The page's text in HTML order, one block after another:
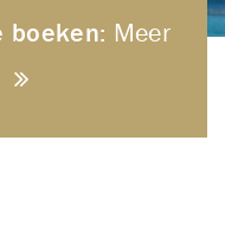
boeken: Meer